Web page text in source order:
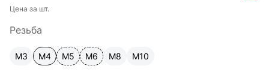
Цена за шт.
Резьба
М3 М4 М5 М6 М8 М10